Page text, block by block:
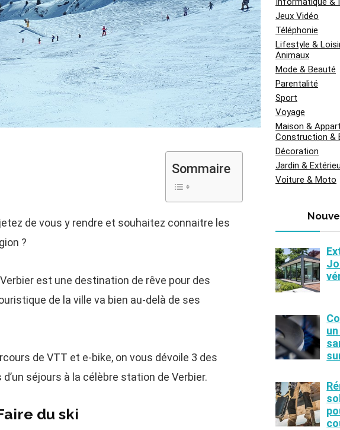
Sommaire
de vous y rendre et souhaitez connaitre les
?
est une destination de rêve pour des
de la ville va bien au-delà de ses
de VTT et e-bike, on vous dévoile 3 des
séjours à la célèbre station de Verbier.
du ski
Jeux Vidéo
Téléphonie
Lifestyle &
Animaux
Mode & Beauté
Parentalité
Sport
Voyage
Maison &
Construction &
Décoration
Jardin &
Voiture & Moto